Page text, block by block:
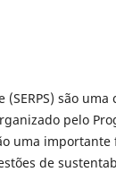
são
pelo
uma
de